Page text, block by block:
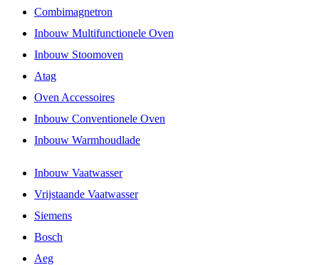
Combimagnetron
Inbouw Multifunctionele Oven
Inbouw Stoomoven
Atag
Oven Accessoires
Inbouw Conventionele Oven
Inbouw Warmhoudlade
Inbouw Vaatwasser
Vrijstaande Vaatwasser
Siemens
Bosch
Aeg